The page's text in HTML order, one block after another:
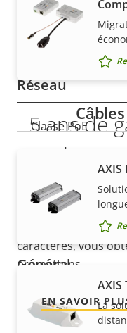
Détection de
vidéo
Réseau
Description
Classe PoE
Description
propriété
SE signé
Général
Description
de la
Stockage local
carte mémoire)
AXIS
AXIS
La
5 ans de
de
Notre nouvelle
propriété sans
coûts. En outre,
caractères, vous
promettons.
EN SAVOIR